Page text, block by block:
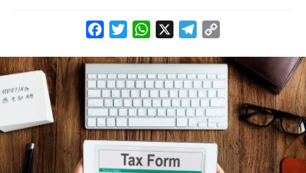
FacebookTwitterWhatsApp Telegram